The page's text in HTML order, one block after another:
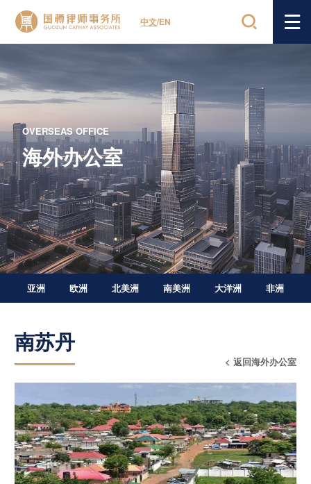
中文/EN
OVERSEAS OFFICE
海外办公室
亚洲 欧洲 北美洲 南美洲 大洋洲 非洲
南苏丹
< 返回海外办公室